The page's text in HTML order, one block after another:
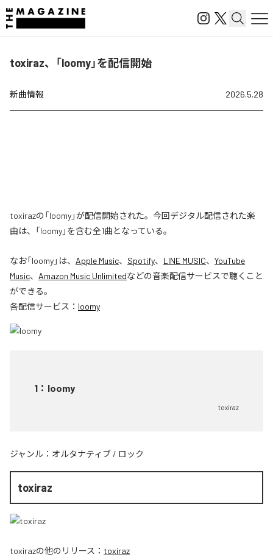
toxiraz、「loomy」を配信開始
新曲情報 2026.5.28
toxirazの「loomy」が配信開始された。今回デジタル配信された楽
曲は、「loomy」を含む全1曲となっている。
なお「loomy」は、 Apple Music、 Spotify、 LINE MUSIC、 YouTube
Music、 Amazon Music Unlimitedなどの音楽配信サービスで聴くこと
ができる。
各配信サービス： loomy
1 ： loomy
toxiraz
ジャンル： オルタナティブ / ロック
toxiraz
toxirazの他のリリース： toxiraz